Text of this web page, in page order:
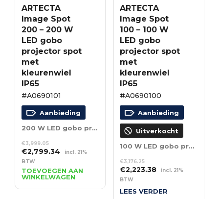
ARTECTA
Image Spot
200 – 200 W
LED gobo
projector spot
met
kleurenwiel
IP65
#A0690101
Aanbieding
200 W LED gobo projector spot met kleurenwiel IP65
€3,999.05
Oorspronkelijke
prijs
was:
€3,999.05.
€2,799.34Huidige
is:
€2,799.34.
incl. 21%
BTW
TOEVOEGEN AAN
WINKELWAGEN
ARTECTA
Image Spot
100 – 100 W
LED gobo
projector spot
met
kleurenwiel
IP65
#A0690100
Aanbieding
Uitverkocht
100 W LED gobo projector spot met kleurenwiel IP65
€3,176.25
Oorspronkelijke
prijs
was:
€2,223.38Huidige
is:
incl. 21%
BTW
LEES VERDER